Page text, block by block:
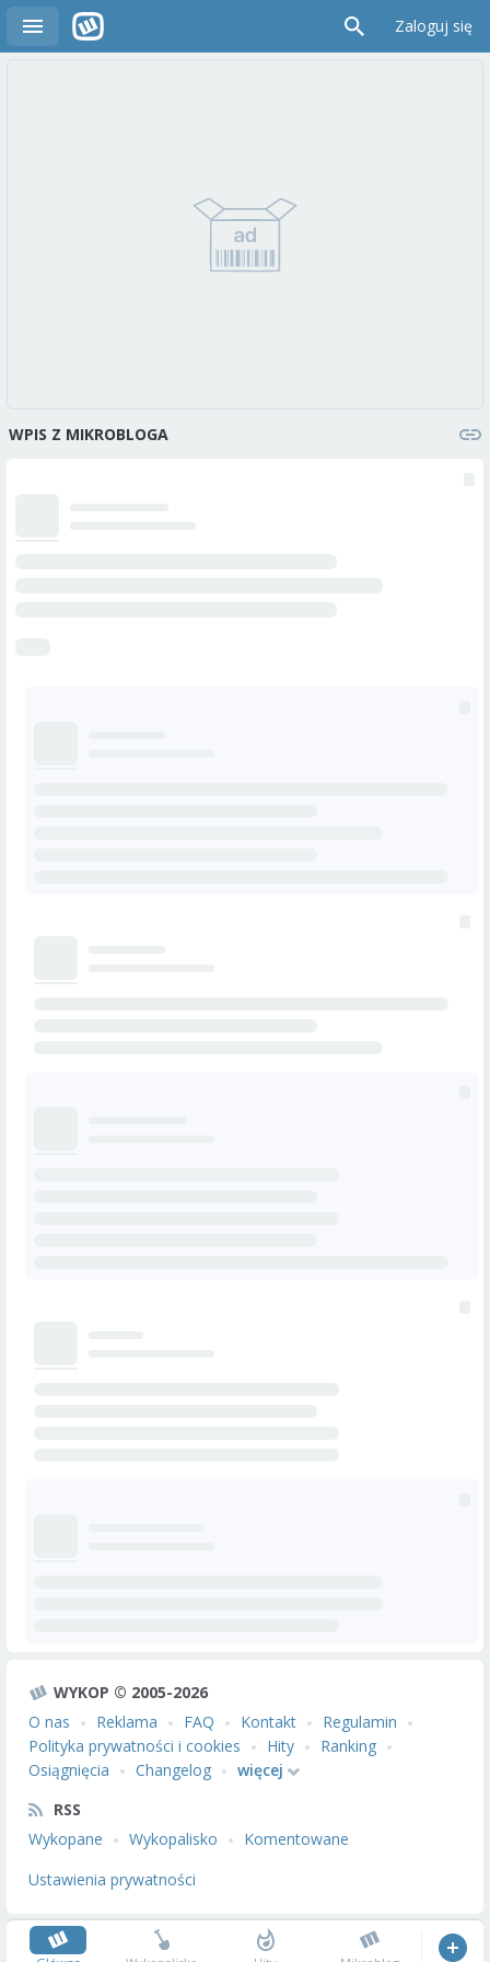
Zaloguj się
WPIS Z MIKROBLOGA
WYKOP © 2005-2026
O nas
Reklama FAQ Kontakt
Regulamin
Polityka prywatności i cookies
Hity
Ranking
Osiągnięcia
Changelog
więcej
RSS
Wykopane
Wykopalisko
Komentowane
Ustawienia prywatności